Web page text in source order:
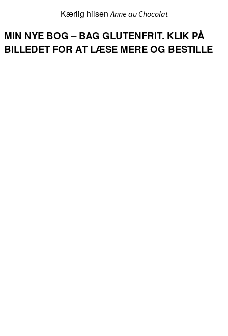
Kærlig hilsenAnne au Chocolat
MIN NYE BOG – BAG GLUTENFRIT. KLIK PÅ
BILLEDET FOR AT LÆSE MERE OG BESTILLE